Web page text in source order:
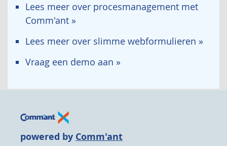
Lees meer over procesmanagement met
Comm'ant »
Lees meer over slimme webformulieren »
Vraag een demo aan »
powered by Comm'ant